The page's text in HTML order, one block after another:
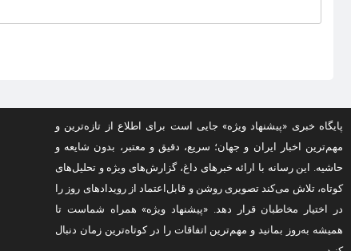
پایگاه خبری «پیشنهاد ویژه» جایی است برای اطلاع از تازه‌ترین و
مهم‌ترین اخبار ایران و جهان؛ سریع، دقیق و معتبر، بدون شایعه و
حاشیه. این رسانه با ارائه خبرهای داغ، گزارش‌های ویژه و تحلیل‌های
کوتاه، تلاش می‌کند تصویری روشن و قابل‌اعتماد از رویدادهای روز را
در اختیار مخاطبان قرار دهد. «پیشنهاد ویژه» همراه شماست تا
همیشه به‌روز بمانید و مهم‌ترین اتفاقات را در کوتاه‌ترین زمان دنبال